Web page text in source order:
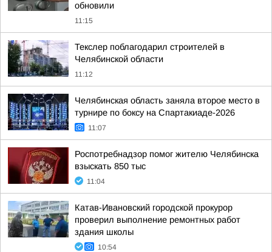
обновили
11:15
Текслер поблагодарил строителей в
Челябинской области
11:12
Челябинская область заняла второе место в
турнире по боксу на Спартакиаде-2026
11:07
Роспотребнадзор помог жителю Челябинска
взыскать 850 тыс
11:04
Катав-Ивановский городской прокурор
проверил выполнение ремонтных работ
здания школы
10:54